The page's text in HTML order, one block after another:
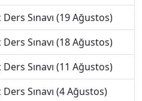
Sınavı (19 Ağustos)
Sınavı (18 Ağustos)
Sınavı (11 Ağustos)
Sınavı (4 Ağustos)